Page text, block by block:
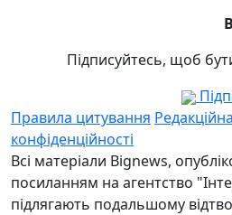
Підписуйтесь, щоб
Правила цитування
конфіденційності
Всі матеріали Bignews,
посиланням на агентство
підлягають подальшому